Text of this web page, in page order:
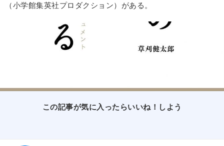
（小学館集英社プロダクション）がある。
この記事が気に入ったらいいね！しよう